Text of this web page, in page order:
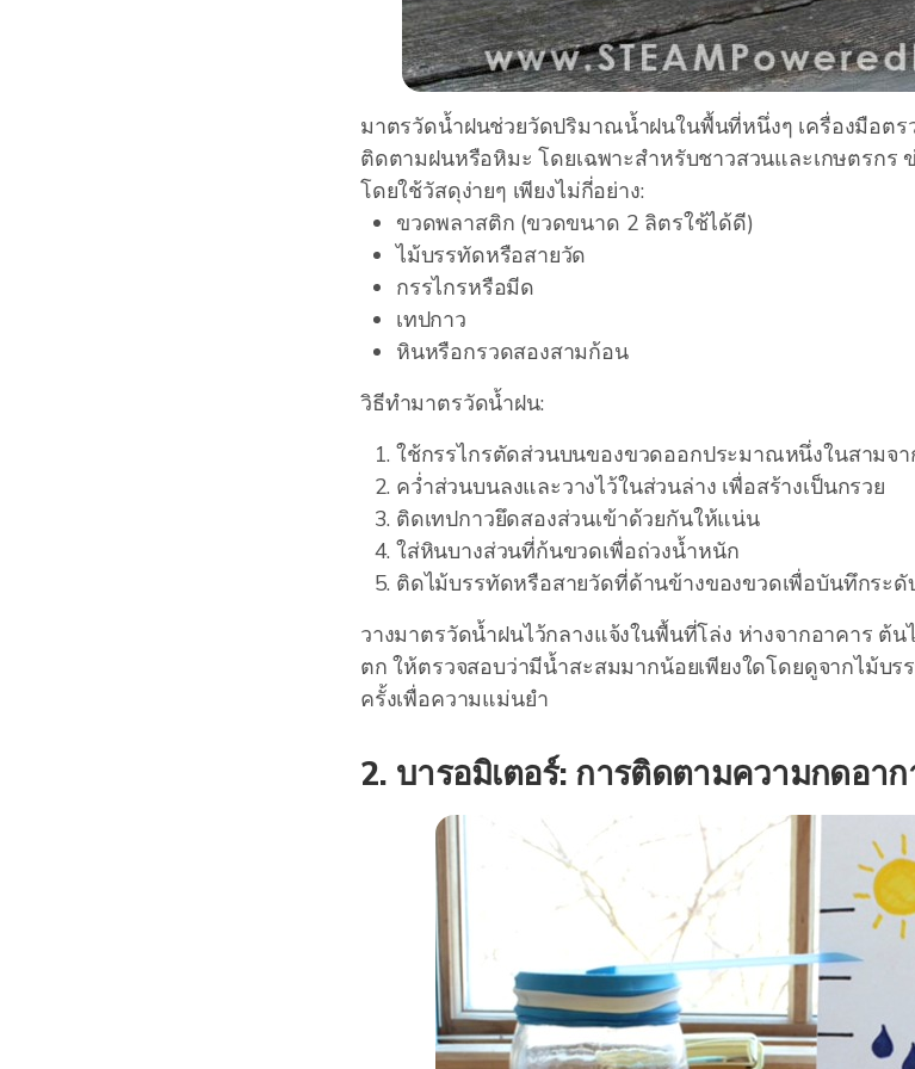
มาตรวัดน้ำฝนช่วยวัดปริมาณน้ำฝนในพื้นที่หนึ่งๆ เครื่องมือตร
ติดตามฝนหรือหิมะ โดยเฉพาะสำหรับชาวสวนและเกษตรกร
โดยใช้วัสดุง่ายๆ เพียงไม่กี่อย่าง:
ขวดพลาสติก (ขวดขนาด 2 ลิตรใช้ได้ดี)
ไม้บรรทัดหรือสายวัด
กรรไกรหรือมีด
เทปกาว
หินหรือกรวดสองสามก้อน
วิธีทำมาตรวัดน้ำฝน:
ใช้กรรไกรตัดส่วนบนของขวดออกประมาณหนึ่งในสามจ
คว่ำส่วนบนลงและวางไว้ในส่วนล่าง เพื่อสร้างเป็นกรวย
ติดเทปกาวยึดสองส่วนเข้าด้วยกันให้แน่น
ใส่หินบางส่วนที่ก้นขวดเพื่อถ่วงน้ำหนัก
ติดไม้บรรทัดหรือสายวัดที่ด้านข้างของขวดเพื่อบันทึกระดั
วางมาตรวัดน้ำฝนไว้กลางแจ้งในพื้นที่โล่ง ห่างจากอาคาร ต้
ตก ให้ตรวจสอบว่ามีน้ำสะสมมากน้อยเพียงใดโดยดูจากไม้บ
ครั้งเพื่อความแม่นยำ
2. บารอมิเตอร์: การติดตามความกดอา